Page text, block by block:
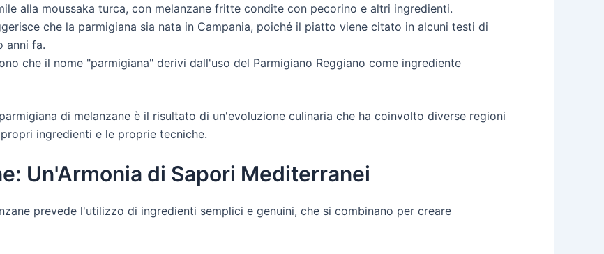
alla moussaka turca, con melanzane fritte condite con pecorino e altri ingredienti.
che la parmigiana sia nata in Campania, poiché il piatto viene citato in alcuni testi di
anni fa.
che il nome "parmigiana" derivi dall'uso del Parmigiano Reggiano come ingrediente
di melanzane è il risultato di un'evoluzione culinaria che ha coinvolto diverse regioni
ingredienti e le proprie tecniche.
Un'Armonia di Sapori Mediterranei
prevede l'utilizzo di ingredienti semplici e genuini, che si combinano per creare